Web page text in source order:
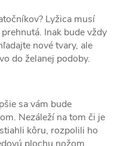
Lyžica musí
Inak bude vždy
nové tvary, ale
do želanej podoby.
sa vám bude
Nezáleží na tom či je
kôru, rozpolili ho